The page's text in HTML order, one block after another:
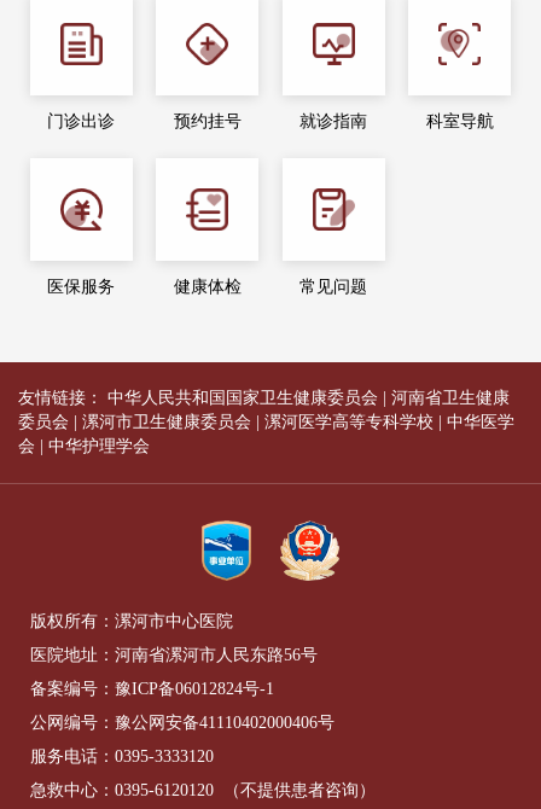
门诊出诊 预约挂号 就诊指南 科室导航
医保服务 健康体检 常见问题
友情链接： 中华人民共和国国家卫生健康委员会
河南省卫生健康
委员会
漯河市卫生健康委员会 漯河医学高等专科学校
中华医学
会
中华护理学会
版权所有：漯河市中心医院
医院地址：河南省漯河市人民东路56号
备案编号： 豫ICP备06012824号-1
公网编号： 豫公网安备41110402000406号
服务电话： 0395-3333120
急救中心： 0395-6120120 （不提供患者咨询）